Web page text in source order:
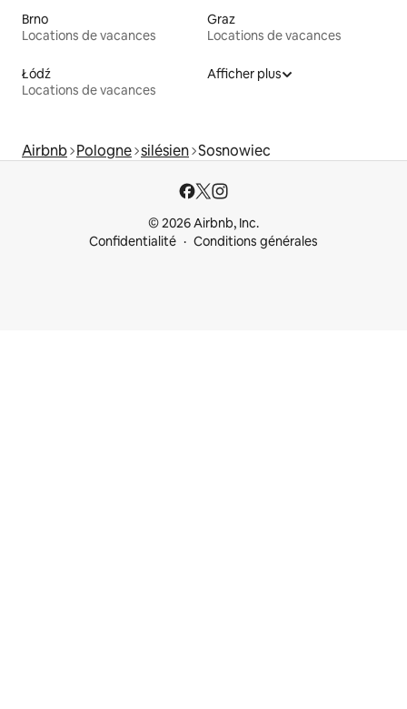
Brno
Locations de vacances
Graz
Locations de vacances
Łódź
Locations de vacances
Afficher plus
Airbnb Pologne silésien Sosnowiec
© 2026 Airbnb, Inc.
Confidentialité
Conditions générales